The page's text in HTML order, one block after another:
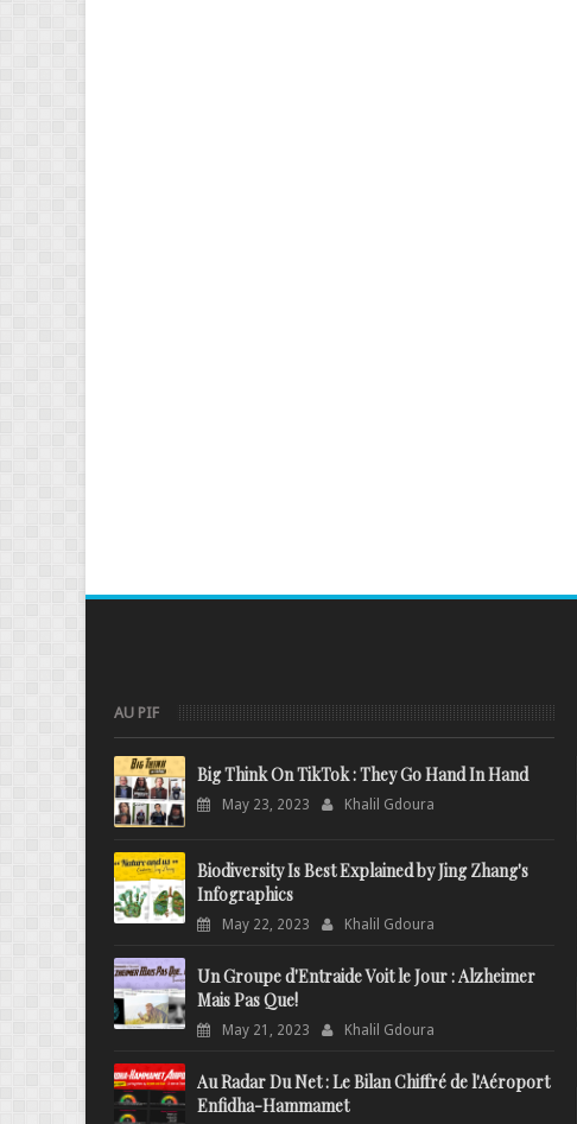
AU PIF
Big Think On TikTok : They Go Hand In Hand
May 23, 2023 Khalil Gdoura
Biodiversity Is Best Explained by Jing Zhang's
Infographics
May 22, 2023 Khalil Gdoura
Un Groupe d'Entraide Voit le Jour : Alzheimer
Mais Pas Que!
May 21, 2023 Khalil Gdoura
Au Radar Du Net : Le Bilan Chiffré de l'Aéroport
Enfidha-Hammamet